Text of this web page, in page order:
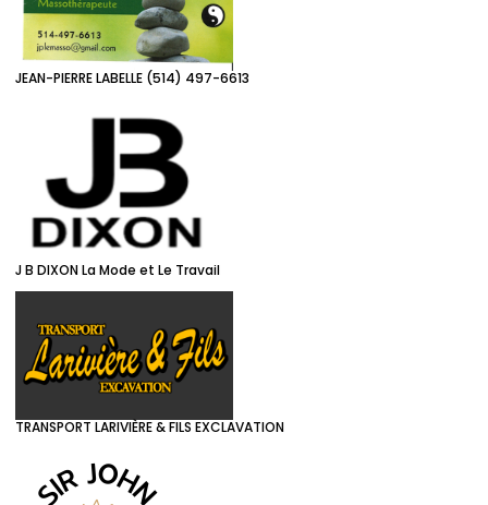
JEAN-PIERRE LABELLE (514) 497-6613
J B DIXON La Mode et Le Travail
TRANSPORT LARIVIÈRE & FILS EXCLAVATION